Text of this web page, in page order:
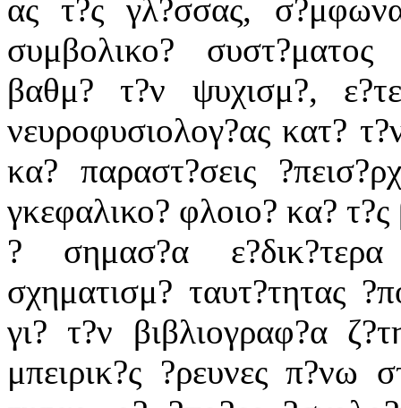
ας τ?ς γλ?σσας,
συμβολικο? συστ?ματος
βαθμ? τ?ν ψυχισμ?,
νευροφυσιολογ?ας κατ?
κα? παραστ?σεις
γκεφαλικο? φλοιο? κα?
? σημασ?α
σχηματισμ? ταυτ?τητας
γι? τ?ν βιβλιογραφ?α
μπειρικ?ς ?ρευνες π?νω